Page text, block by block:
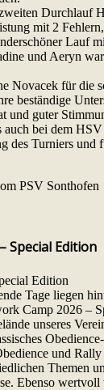
Durchlauf
mit 2
Lauf
und Aeryn
Novacek für die
beständige
und guter
bei dem
des Turniers und
PSV Sonthofen
Special Edition
Edition
Tage liegen
Camp 2026 –
unseres
und
Themen
Ebenso wertvoll